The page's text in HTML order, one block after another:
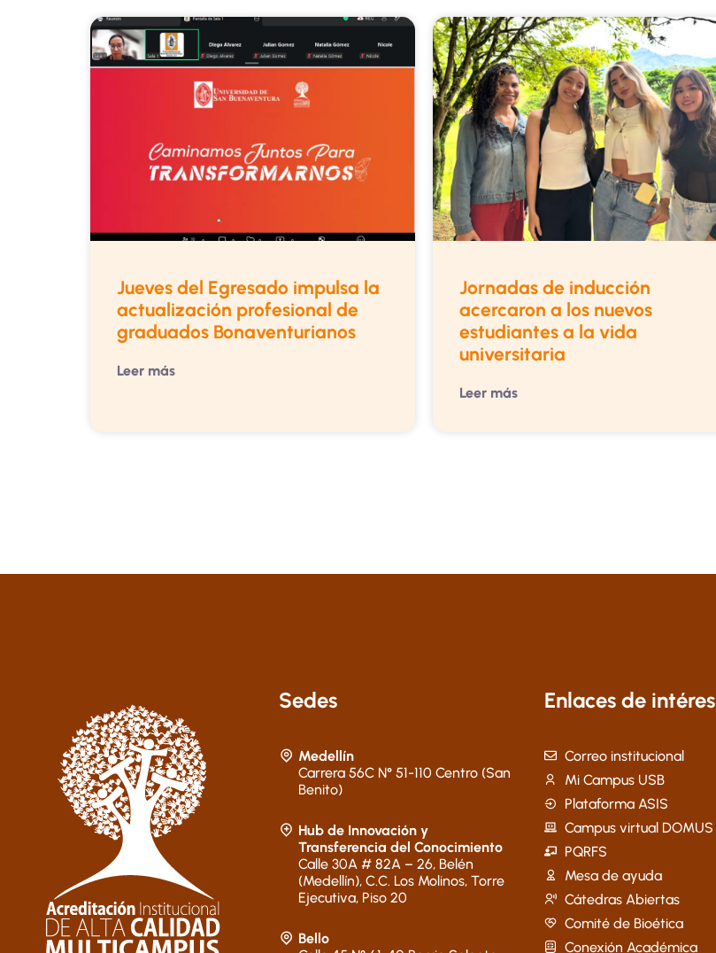
Jueves del Egresado impulsa la
actualización profesional de
graduados Bonaventurianos
Leer más
Jornadas de inducción
acercaron a los nuevos
estudiantes a la vida
universitaria
Leer más
Sedes
Medellín
Carrera 56C N° 51-110 Centro (San
Benito)
Hub de Innovación y
Transferencia del Conocimiento
Calle 30A # 82A – 26, Belén
(Medellín), C.C. Los Molinos, Torre
Ejecutiva, Piso 20
Bello
Enlaces de intéres
Correo institucional
Mi Campus USB
Plataforma ASIS
Campus virtual DOMUS
PQRFS
Mesa de ayuda
Cátedras Abiertas
Comité de Bioética
Conexión Académica